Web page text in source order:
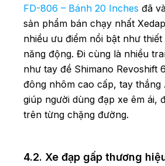
FD-806 – Bánh 20 Inches đã
sản phẩm bán chạy nhất
nhiều ưu điểm nổi bật như
năng động. Đi cùng là nhiều
như tay đề Shimano Revoshift
đông nhôm cao cấp, tay
giúp người dùng đạp xe êm ái,
trên từng chặng đường.
4.2. Xe đạp gấp thương